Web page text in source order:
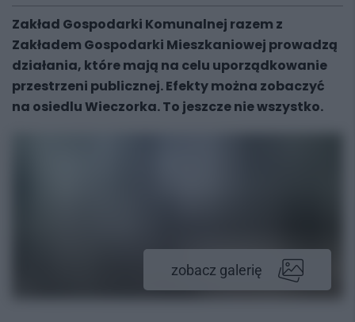
Zakład Gospodarki Komunalnej razem z
Zakładem Gospodarki Mieszkaniowej prowadzą
działania, które mają na celu uporządkowanie
przestrzeni publicznej. Efekty można zobaczyć
na osiedlu Wieczorka. To jeszcze nie wszystko.
zobacz galerię